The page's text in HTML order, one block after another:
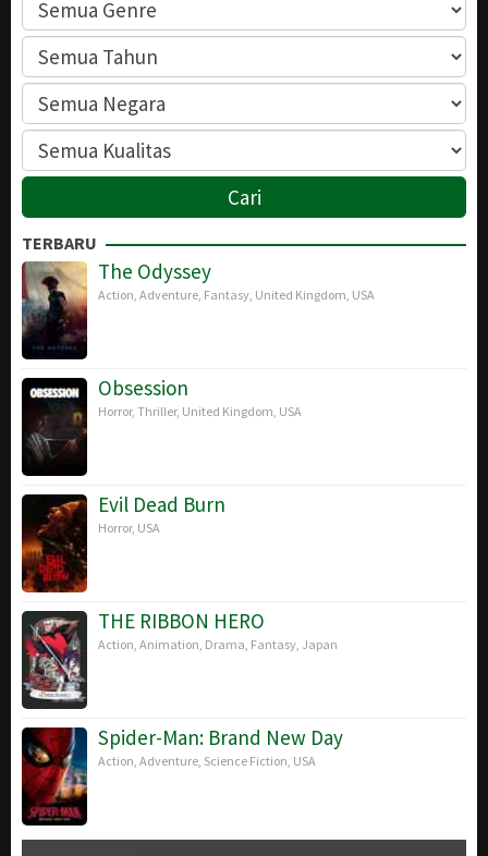
TERBARU
The Odyssey
Action Adventure Fantasy United Kingdom USA
Obsession
Horror, Thriller, United Kingdom USA
Evil Dead Burn
Horror, USA
THE RIBBON HERO
Action Animation Drama Fantasy Japan
Spider-Man: Brand New Day
Action Adventure Science Fiction USA